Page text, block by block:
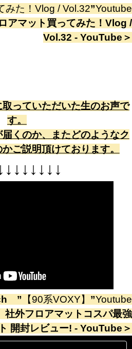
みた！Vlog / Vol.32”Youtube
アマット買ってみた！Vlog /
Vol.32 - YouTube ＞
っていただいた生のお声で
す。
くのか、またどのようなク
ご説明頂けております。
↓ ↓ ↓ ↓ ↓ ↓ ↓
” 【90系VOXY】 ”Youtube
社外フロアマットコスパ最強
開封レビュー! - YouTube ＞